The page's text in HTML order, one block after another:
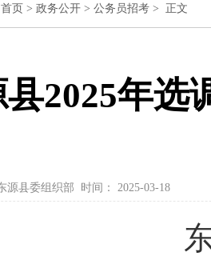
首页 > 政务公开 > 公务员招考 > 正文
2025年选
源县委组织部 时间： 2025-03-18